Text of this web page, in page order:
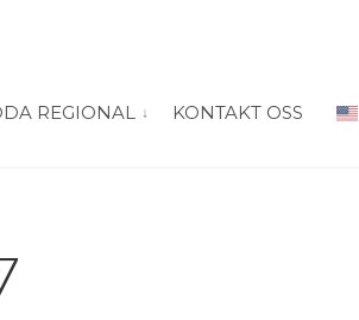
for “PRODA Oslo”
REGIONAL vis submeny for “PRODA Regional”
KONTAKT OSS